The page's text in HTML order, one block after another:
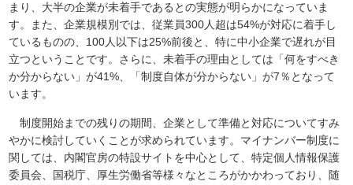
まり、大半の企業が未着手であるとの実態が明らかになっていま
す。また、企業規模別では、従業員300人超は54%が対応に着手し
ているものの、100人以下は25%前後と、特に中小企業で遅れが目
立つということです。さらに、未着手の理由としては「何をすべき
か分からない」が41%、「制度自体が分からない」が7％となって
います。
制度開始までの残りの期間、企業として準備と対応についてすみ
やかに検討していくことが求められています。マイナンバー制度に
関しては、内閣官房の特設サイトを中心として、特定個人情報保護
委員会、国税庁、厚生労働省等様々なところがかかわっており、随